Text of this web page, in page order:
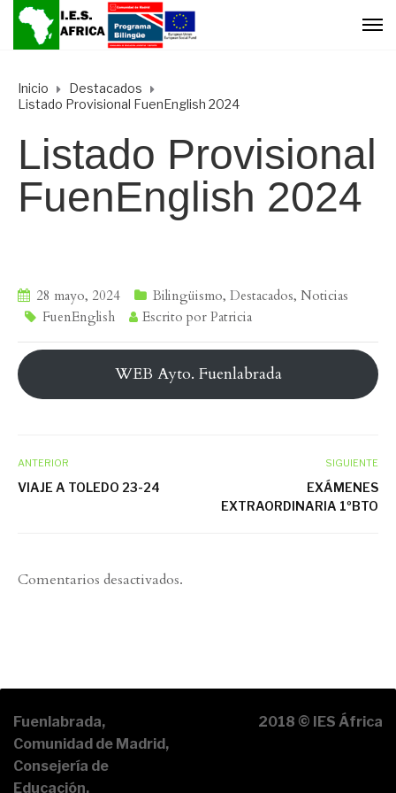
Inicio
Destacados
Listado Provisional FuenEnglish 2024
Listado Provisional
FuenEnglish 2024
28 mayo, 2024 Bilingüismo, Destacados, Noticias
FuenEnglish
Escrito por Patricia
WEB Ayto. Fuenlabrada
ANTERIOR
VIAJE A TOLEDO 23-24
SIGUIENTE
EXÁMENES
EXTRAORDINARIA 1ºBTO
Comentarios desactivados.
Fuenlabrada,
Comunidad de Madrid,
Consejería de
Educación.
2018 © IES África